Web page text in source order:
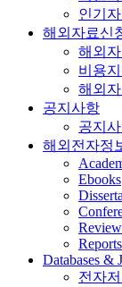
인기
해외자료신
해외
비용
해외
공지사항
공지
해외전자정
Ebooks
Reports
Databases &
전자